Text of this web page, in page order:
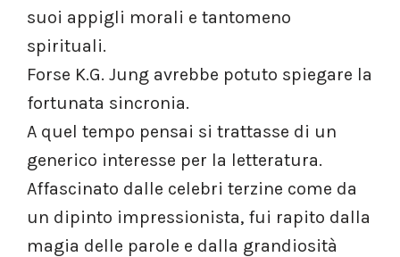
suoi appigli morali e tantomeno
spirituali.
Forse K.G. Jung avrebbe potuto spiegare la
fortunata sincronia.
A quel tempo pensai si trattasse di un
generico interesse per la letteratura.
Affascinato dalle celebri terzine come da
un dipinto impressionista, fui rapito dalla
magia delle parole e dalla grandiosità